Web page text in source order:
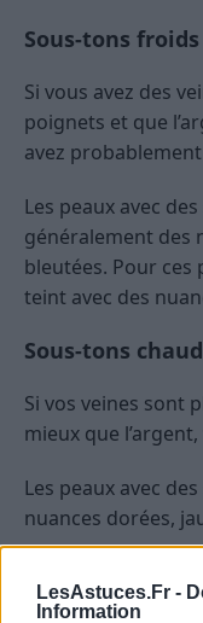
LesAstuces.Fr -
Information
Sous-tons froids
Si vous avez des
poignets et que
avez
Les peaux avec
généralement des
bleutées. Pour ces
teint avec des
Sous-tons
Si vos veines sont
mieux que
Les peaux avec
nuances dorées,
“dorées”, “miel”